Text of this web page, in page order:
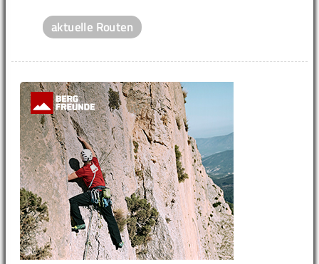
aktuelle Routen